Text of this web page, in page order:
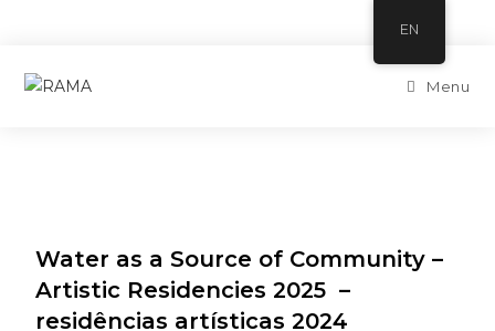
Menu
Water as a Source of Community –
Artistic Residencies 2025 –
residências artísticas 2024
EN